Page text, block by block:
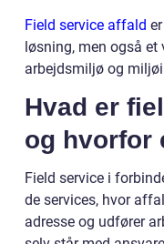
Field service affald
løsning, men også
arbejdsmiljø og
Hvad er
og hvorfor
Field service i
de services, hvor
adresse og udfører